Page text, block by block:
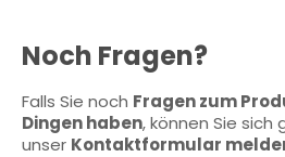
Noch Fragen?
Falls Sie noch Fragen zum
Dingen haben, können Sie sich
unser Kontaktformular